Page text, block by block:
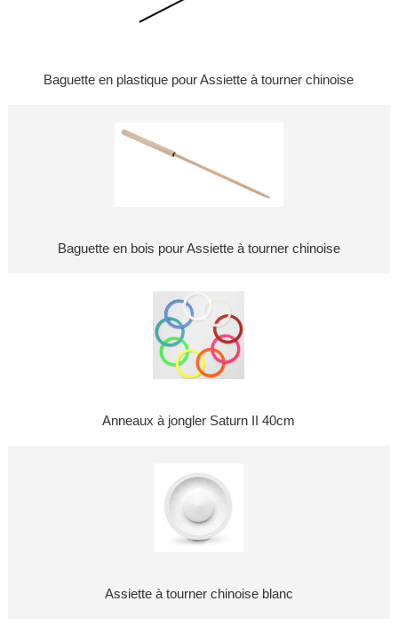
Baguette en plastique pour Assiette à tourner chinoise
Baguette en bois pour Assiette à tourner chinoise
Anneaux à jongler Saturn II 40cm
Assiette à tourner chinoise blanc